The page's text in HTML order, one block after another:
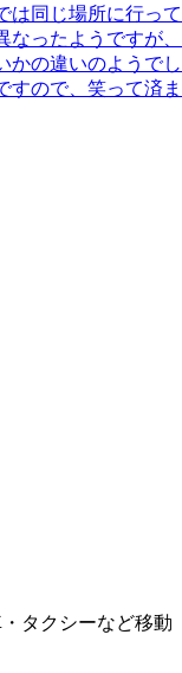
は同じ場所に行って
ったようですが、
かの違いのようでし
すので、笑って済ま
タクシーなど移動